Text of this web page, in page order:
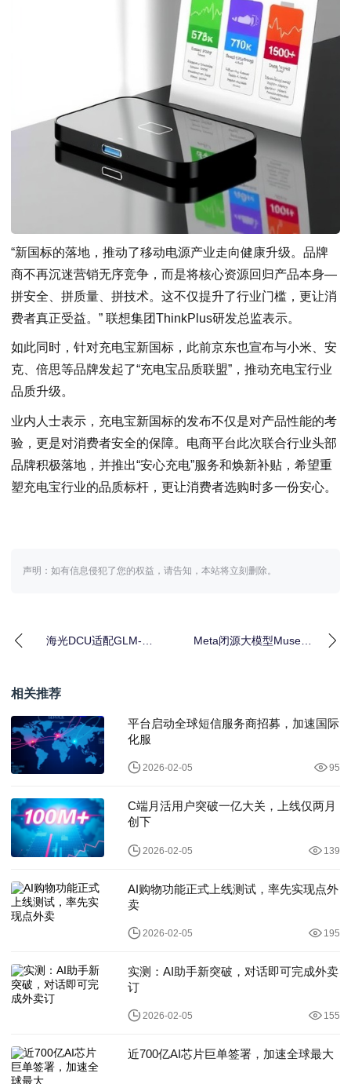
“新国标的落地，推动了移动电源产业走向健康升级。品牌
商不再沉迷营销无序竞争，而是将核心资源回归产品本身—
拼安全、拼质量、拼技术。这不仅提升了行业门槛，更让消
费者真正受益。” 联想集团ThinkPlus研发总监表示。
如此同时，针对充电宝新国标，此前京东也宣布与小米、安
克、倍思等品牌发起了“充电宝品质联盟”，推动充电宝行业
品质升级。
业内人士表示，充电宝新国标的发布不仅是对产品性能的考
验，更是对消费者安全的保障。电商平台此次联合行业头部
品牌积极落地，并推出“安心充电”服务和焕新补贴，希望重
塑充电宝行业的品质标杆，更让消费者选购时多一份安心。
声明：如有信息侵犯了您的权益，请告知，本站将立刻删除。
海光DCU适配GLM-5.1
Meta闭源大模型Muse
相关推荐
平台启动全球短信服务商招募，加速国际
化服
2026-02-05 95
C端月活用户突破一亿大关，上线仅两月
创下
2026-02-05 139
AI购物功能正式上线测试，率先实现点外
卖
2026-02-05 195
实测：AI助手新突破，对话即可完成外卖
订
2026-02-05 155
近700亿AI芯片巨单签署，加速全球最大